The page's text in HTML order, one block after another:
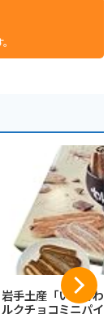
岩手土産「いわてわ
ルクチョコミニパイ